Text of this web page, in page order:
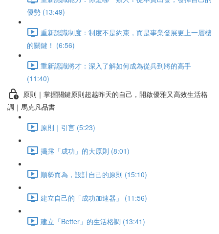
優勢 (13:49)
重新認識制度：制度不是約束，而是事業發展更上一層樓
的關鍵！ (6:56)
重新認識將才：深入了解如何成為從兵到將的高手
(11:40)
原則｜掌握關鍵原則超越昨天的自己，開啟優雅又高效生活格
調｜馬克凡品書
原則｜引言 (5:23)
揭露「成功」的大原則 (8:01)
順勢而為，設計自己的原則 (15:10)
建立自己的「成功加速器」 (11:56)
建立「Better」的生活格調 (13:41)